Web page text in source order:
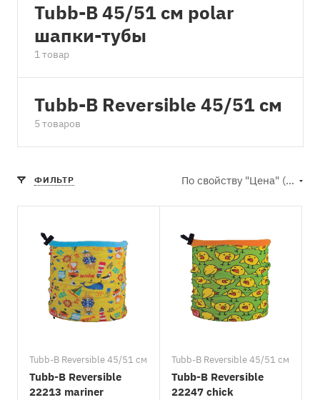
Tubb-B 45/51 см polar
шапки-тубы
1 товар
Tubb-B Reversible 45/51 см
5 товаров
ФИЛЬТР По свойству "Цена" (возрастание)
Tubb-B Reversible 45/51 см
Tubb-B Reversible
22213 mariner
Tubb-B Reversible 45/51 см
Tubb-B Reversible
22247 chick